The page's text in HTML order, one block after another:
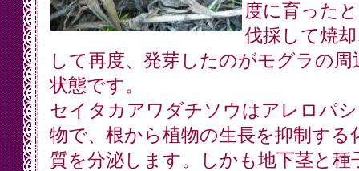
度に育った
伐採して焼
して再度、発芽したのがモグラの周
状態です。
セイタカアワダチソウはアレロパ
物で、根から植物の生長を抑制する
質を分泌します。しかも地下茎と種